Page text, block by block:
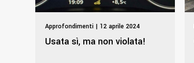
Approfondimenti | 12 aprile 2024
Usata sì, ma non violata!